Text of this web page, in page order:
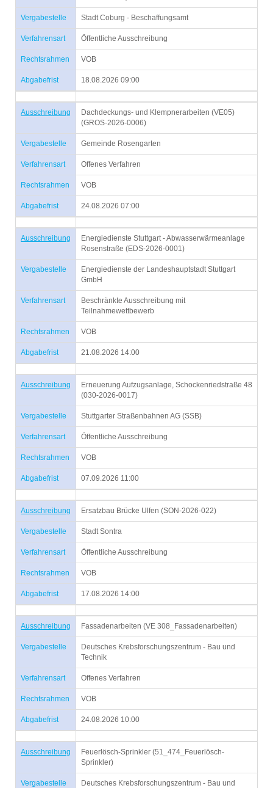
Vergabestelle Stadt Coburg - Beschaffungsamt
Verfahrensart Öffentliche Ausschreibung
Rechtsrahmen VOB
Abgabefrist 18.08.2026 09:00
Ausschreibung
Dachdeckungs- und Klempnerarbeiten (VE05)
(GROS-2026-0006)
Vergabestelle Gemeinde Rosengarten
Verfahrensart Offenes Verfahren
Rechtsrahmen VOB
Abgabefrist 24.08.2026 07:00
Ausschreibung
Energiedienste Stuttgart - Abwasserwärmeanlage
Rosenstraße (EDS-2026-0001)
Vergabestelle
Energiedienste der Landeshauptstadt Stuttgart
GmbH
Verfahrensart
Beschränkte Ausschreibung mit
Teilnahmewettbewerb
Rechtsrahmen VOB
Abgabefrist 21.08.2026 14:00
Ausschreibung
Erneuerung Aufzugsanlage, Schockenriedstraße 48
(030-2026-0017)
Vergabestelle Stuttgarter Straßenbahnen AG (SSB)
Verfahrensart Öffentliche Ausschreibung
Rechtsrahmen VOB
Abgabefrist 07.09.2026 11:00
Ausschreibung Ersatzbau Brücke Ulfen (SON-2026-022)
Vergabestelle Stadt Sontra
Verfahrensart Öffentliche Ausschreibung
Rechtsrahmen VOB
Abgabefrist 17.08.2026 14:00
Ausschreibung Fassadenarbeiten (VE 308_Fassadenarbeiten)
Vergabestelle
Deutsches Krebsforschungszentrum - Bau und
Technik
Verfahrensart Offenes Verfahren
Rechtsrahmen VOB
Abgabefrist 24.08.2026 10:00
Ausschreibung
Feuerlösch-Sprinkler (51_474_Feuerlösch-
Sprinkler)
Vergabestelle
Deutsches Krebsforschungszentrum - Bau und